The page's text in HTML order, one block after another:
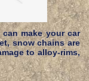
make your car
snow chains are
to alloy-rims,